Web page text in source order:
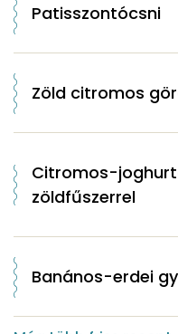
Patisszontócsni
Zöld citromos
Citromos-
zöldfűszerrel
Banános-erdei